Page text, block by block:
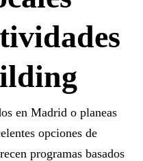
en Madrid o planeas
opciones de
programas basados